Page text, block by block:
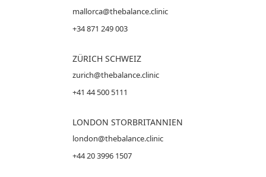
mallorca@thebalance.clinic
+34 871 249 003
ZÜRICH SCHWEIZ
zurich@thebalance.clinic
+41 44 500 5111
LONDON STORBRITANNIEN
london@thebalance.clinic
+44 20 3996 1507